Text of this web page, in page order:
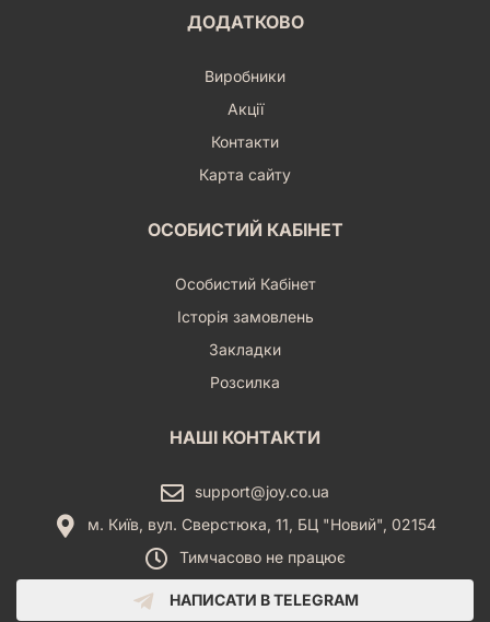
ДОДАТКОВО
Виробники
Акції
Контакти
Карта сайту
ОСОБИСТИЙ КАБІНЕТ
Особистий Кабінет
Історія замовлень
Закладки
Розсилка
НАШІ КОНТАКТИ
support@joy.co.ua
м. Київ, вул. Сверстюка, 11, БЦ "Новий", 02154
Тимчасово не працює
НАПИСАТИ В TELEGRAM